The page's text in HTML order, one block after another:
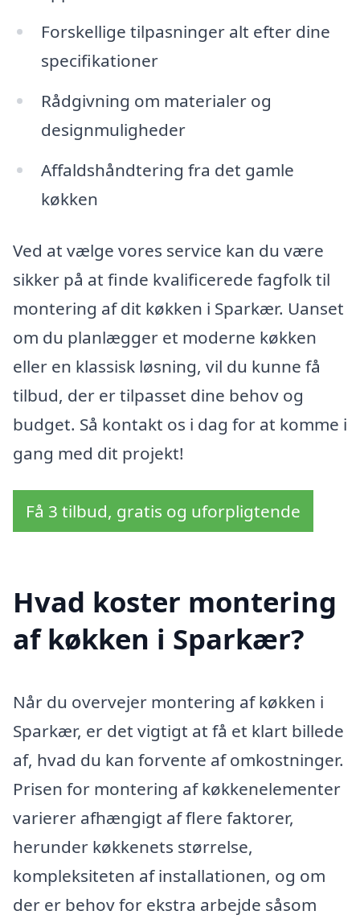
Forskellige tilpasninger alt efter dine
specifikationer
Rådgivning om materialer og
designmuligheder
Affaldshåndtering fra det gamle
køkken
Ved at vælge vores service kan du være
sikker på at finde kvalificerede fagfolk til
montering af dit køkken i Sparkær. Uanset
om du planlægger et moderne køkken
eller en klassisk løsning, vil du kunne få
tilbud, der er tilpasset dine behov og
budget. Så kontakt os i dag for at komme i
gang med dit projekt!
Få 3 tilbud, gratis og uforpligtende
Hvad koster montering
af køkken i Sparkær?
Når du overvejer montering af køkken i
Sparkær, er det vigtigt at få et klart billede
af, hvad du kan forvente af omkostninger.
Prisen for montering af køkkenelementer
varierer afhængigt af flere faktorer,
herunder køkkenets størrelse,
kompleksiteten af installationen, og om
der er behov for ekstra arbejde såsom